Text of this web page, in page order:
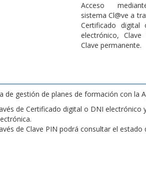
Acceso
sistema Cl@ve a
Certificado digital
electrónico,
Clave permanente.
de gestión de planes de formación con la
de Certificado digital o DNI
de Clave PIN podrá consultar el